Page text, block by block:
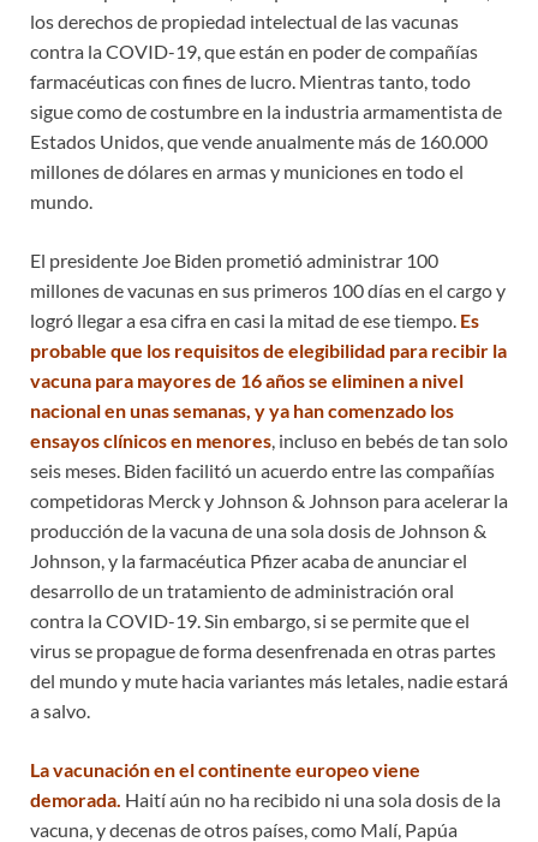
los derechos de propiedad intelectual de las vacunas
contra la COVID-19, que están en poder de compañías
farmacéuticas con fines de lucro. Mientras tanto, todo
sigue como de costumbre en la industria armamentista de
Estados Unidos, que vende anualmente más de 160.000
millones de dólares en armas y municiones en todo el
mundo.
El presidente Joe Biden prometió administrar 100
millones de vacunas en sus primeros 100 días en el cargo y
logró llegar a esa cifra en casi la mitad de ese tiempo. Es
probable que los requisitos de elegibilidad para recibir la
vacuna para mayores de 16 años se eliminen a nivel
nacional en unas semanas, y ya han comenzado los
ensayos clínicos en menores, incluso en bebés de tan solo
seis meses. Biden facilitó un acuerdo entre las compañías
competidoras Merck y Johnson & Johnson para acelerar la
producción de la vacuna de una sola dosis de Johnson &
Johnson, y la farmacéutica Pfizer acaba de anunciar el
desarrollo de un tratamiento de administración oral
contra la COVID-19. Sin embargo, si se permite que el
virus se propague de forma desenfrenada en otras partes
del mundo y mute hacia variantes más letales, nadie estará
a salvo.
La vacunación en el continente europeo viene
demorada. Haití aún no ha recibido ni una sola dosis de la
vacuna, y decenas de otros países, como Malí, Papúa